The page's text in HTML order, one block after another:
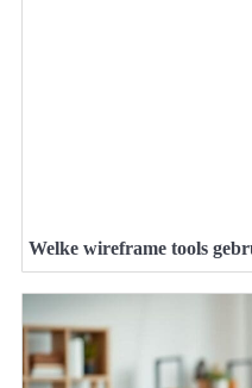
Welke wireframe tools